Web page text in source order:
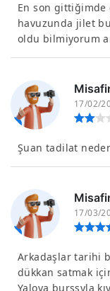
En son gittiğimde
havuzunda jilet
oldu bilmiyorum
17/02/
Şuan tadilat
17/03/
Arkadaşlar tarihi
dükkan satmak
Yalova burssyla